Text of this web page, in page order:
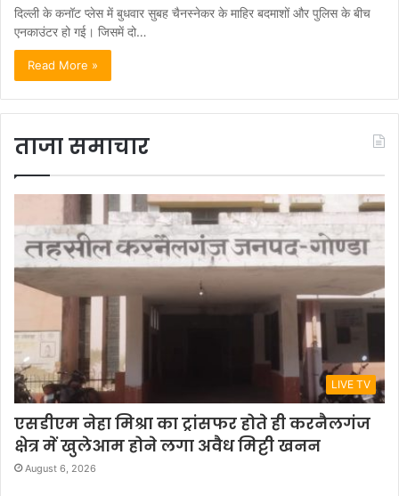
दिल्ली के कनॉट प्लेस में बुधवार सुबह चैनस्नेकर के माहिर बदमाशों और पुलिस के बीच
एनकाउंटर हो गई। जिसमें दो…
Read More »
ताजा समाचार
LIVE TV
एसडीएम नेहा मिश्रा का ट्रांसफर होते ही करनैलगंज
क्षेत्र में खुलेआम होने लगा अवैध मिट्टी खनन
August 6, 2026